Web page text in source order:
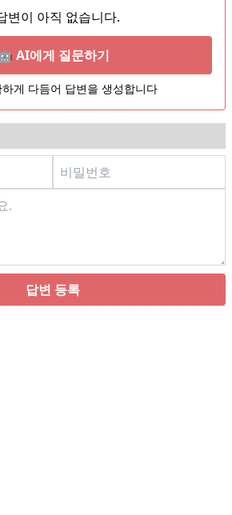
변이 아직 없습니다.
AI에게 질문하기
게 다듬어 답변을 생성합니다
답변 등록